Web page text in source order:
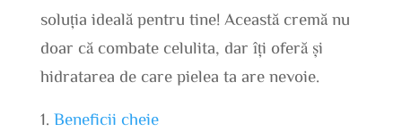
soluția ideală pentru tine! Această cremă nu
doar că combate celulita, dar îți oferă și
hidratarea de care pielea ta are nevoie.
Beneficii cheie